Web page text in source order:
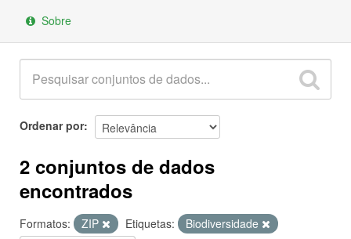
Sobre
Ordenar por
2 conjuntos de dados
encontrados
Formatos: ZIP Etiquetas:
Biodiversidade